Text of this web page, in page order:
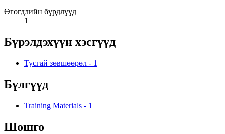
Өгөгдлийн бүрдлүүд
1
Бүрэлдэхүүн хэсгүүд
Тусгай зөвшөөрөл - 1
Бүлгүүд
Training Materials - 1
Шошго